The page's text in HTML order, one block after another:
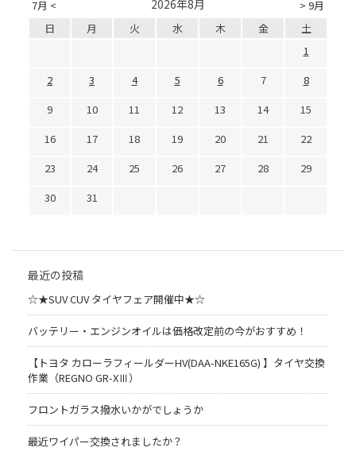
7月 < > 9月
2026年8月
日 月 火 水 木 金
土
1
2
3 4 5 6 7
8
9
10 11 12 13 14
15
16
17 18 19 20 21
22
23
24 25 26 27 28
29
30
31
最近の投稿
☆★SUV CUV タイヤフェア開催中★☆
バッテリー・エンジンオイルは価格改定前の今がおすすめ！
【トヨタ カローラフィールダーHV(DAA-NKE165G) 】タイヤ交換
作業（REGNO GR-XⅢ）
フロントガラス撥水いかがでしょうか
最近ワイパー交換されましたか？